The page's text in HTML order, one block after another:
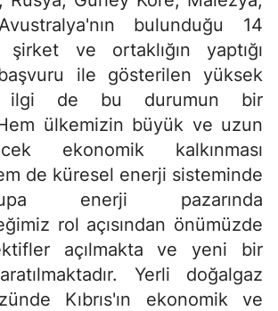
bulunduğu 14
ve ortaklığın yaptığı
ile gösterilen yüksek
ilgi de bu durumun bir
ülkemizin büyük ve uzun
ekonomik kalkınması
de küresel enerji sisteminde
enerji pazarında
rol açısından önümüzde
açılmakta ve yeni bir
Yerli doğalgaz
Kıbrıs'ın ekonomik ve